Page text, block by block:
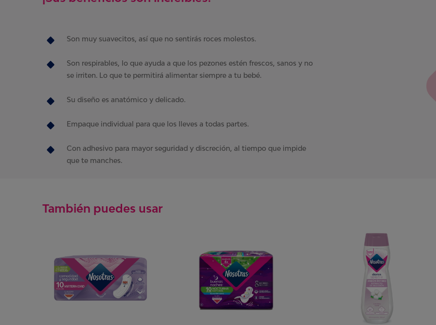
Son muy suavecitos, así que no sentirás roces molestos.
Son respirables, lo que ayuda a que los pezones estén frescos, sanos y no
se irriten. Lo que te permitirá alimentar siempre a tu bebé.
Su diseño es anatómico y delicado.
Empaque individual para que los lleves a todas partes.
Con adhesivo para mayor seguridad y discreción, al tiempo que impide
que te manches.
También puedes usar